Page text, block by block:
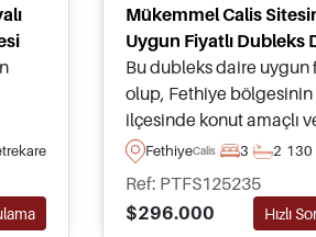
Mükemmel Calis
Uygun Fiyatlı Dubleks
Bu dubleks daire uygun
olup, Fethiye bölgesinin
ilçesinde konut amaçlı
oldukça tercih edilen bir
bölgede konumlanmıştır
bugün tamamen
olarak pazarda olup,
FethiyeCalis 3 2 130
Ref: PTFS125235
$296.000
Hızlı